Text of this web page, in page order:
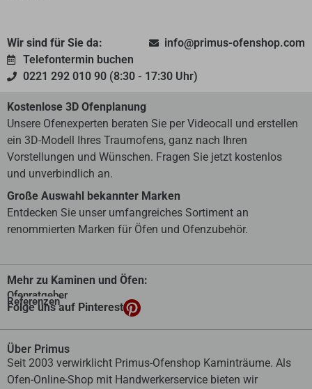
Wir sind für Sie da:
info@primus-ofenshop.com
Telefontermin buchen
0221 292 010 90 (8:30 - 17:30 Uhr)
Kostenlose 3D Ofenplanung
Unsere Ofenexperten beraten Sie per Videocall und erstellen
ein 3D-Modell Ihres Traumofens, ganz nach Ihren
Vorstellungen und Wünschen. Fragen Sie jetzt kostenlos
und unverbindlich an.
Große Auswahl bekannter Marken
Entdecken Sie unser umfangreiches Sortiment an
renommierten Marken für Öfen und Ofenzubehör.
Mehr zu Kaminen und Öfen:
Ofenratgeber
Referenzen
Folge uns auf Pinterest
Über Primus
Seit 2003 verwirklicht Primus-Ofenshop Kaminträume. Als
Ofen-Online-Shop mit Handwerkerservice bieten wir